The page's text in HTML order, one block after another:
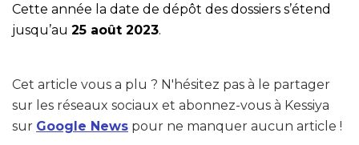
Cette année la date de dépôt des dossiers s’étend
jusqu’au 25 août 2023.
Cet article vous a plu ? N'hésitez pas à le partager
sur les réseaux sociaux et abonnez-vous à Kessiya
sur Google News pour ne manquer aucun article !